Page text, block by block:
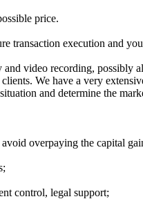
price.
transaction execution and
video recording, possibly
We have a very
and determine the
overpaying the capital
control, legal support;